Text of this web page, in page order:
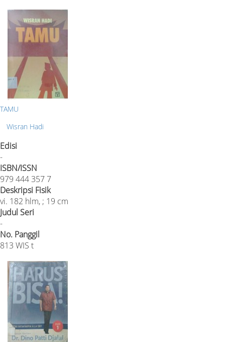
TAMU
Wisran Hadi
Edisi
-
ISBN/ISSN
979 444 357 7
Deskripsi Fisik
vi. 182 hlm, ; 19 cm
Judul Seri
-
No. Panggil
813 WIS t